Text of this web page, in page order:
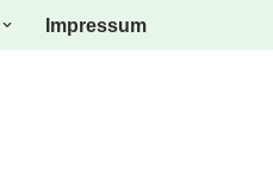
Impressum